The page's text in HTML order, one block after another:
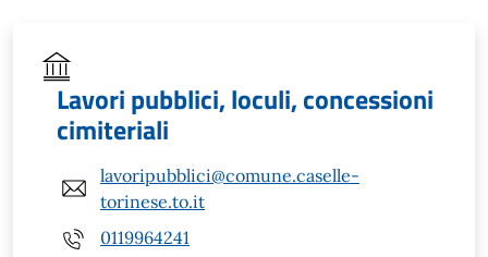
Lavori pubblici, loculi, concessioni
cimiteriali
lavoripubblici@comune.caselle-
torinese.to.it
0119964241